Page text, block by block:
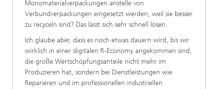
Monomaterialverpackungen anstelle von
Verbundverpackungen eingesetzt werden, weil sie besser
zu recyceln sind? Das lässt sich sehr schnell lösen.
Ich glaube aber, dass es noch etwas dauern wird, bis wir
wirklich in einer digitalen R-Economy angekommen sind,
die große Wertschöpfungsanteile nicht mehr im
Produzieren hat, sondern bei Dienstleistungen wie
Reparieren und im professionellen industriellen